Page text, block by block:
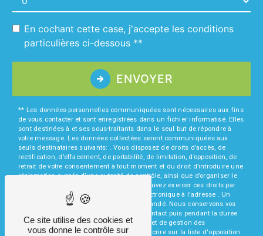
En cochant cette case, j'accepte les conditions
particulières ci-dessous **
ENVOYER
** Les données personnelles communiquées sont nécessaires aux fins
de vous contacter et sont enregistrées dans un fichier informatisé. Elles
sont destinées à et ses sous-traitants dans le seul but de répondre à
votre message. Les données collectées seront communiquées aux
seuls destinataires suivants: . Vous disposez de droits d’accès, de
rectification, d’effacement, de portabilité, de limitation, d’opposition, de
retrait de votre consentement à tout moment et du droit d’introduire une
réclamation auprès d’une autorité de contrôle, ainsi que d’organiser le
sort de vos données post-mortem. Vous pouvez exercer ces droits par
voie postale à l'adresse ou par courrier électronique à l'adresse . Un
justificatif d'identité pourra vous être demandé. Nous conservons vos
données pendant la période de prise de contact puis pendant la durée
de prescription légale aux fins probatoires et de gestion des
contentieux. Vous avez le droit de vous inscrire sur la liste d'opposition
Ce site utilise des cookies et
vous donne le contrôle sur